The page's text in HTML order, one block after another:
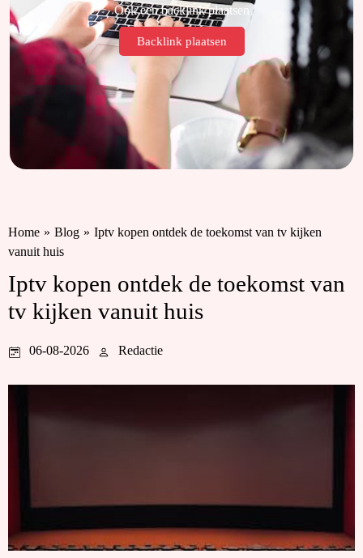
Ook een backlink plaatsen
Backlink plaatsen
Home » Blog » Iptv kopen ontdek de toekomst van tv kijken
vanuit huis
Iptv kopen ontdek de toekomst van
tv kijken vanuit huis
06-08-2026 Redactie